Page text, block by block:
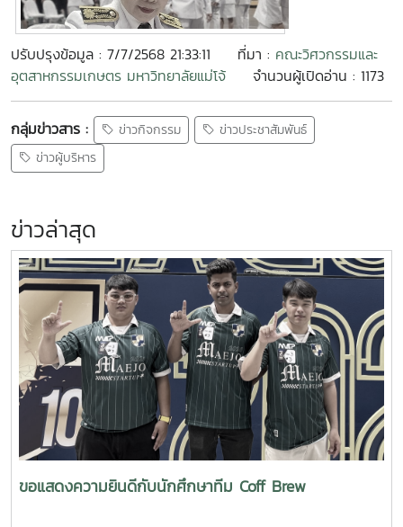
ปรับปรุงข้อมูล : 7/7/2568 21:33:11 ที่มา : คณะวิศวกรรมและ
อุตสาหกรรมเกษตร มหาวิทยาลัยแม่โจ้
จำนวนผู้เปิดอ่าน : 1173
กลุ่มข่าวสาร : ข่าวกิจกรรม
ข่าวประชาสัมพันธ์
ข่าวผู้บริหาร
ข่าวล่าสุด
ขอแสดงความยินดีกับนักศึกษาทีม Coff Brew